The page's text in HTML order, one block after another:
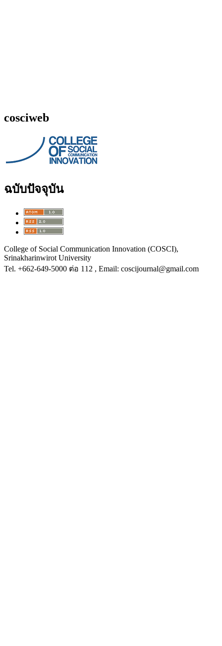
cosciweb
ฉบับปัจจุบัน
College of Social Communication Innovation (COSCI),
Srinakharinwirot University
Tel. +662-649-5000 ต่อ 112 , Email: coscijournal@gmail.com